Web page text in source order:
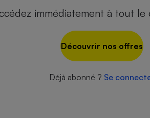
immédiatement à tout
Découvrir nos offres
Déjà abonné ? Se
Ordinateur portable
Poêle à granulés